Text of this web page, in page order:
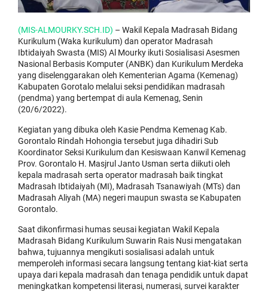
(MIS-ALMOURKY.SCH.ID) – Wakil Kepala Madrasah Bidang
Kurikulum (Waka kurikulum) dan operator Madrasah
Ibtidaiyah Swasta (MIS) Al Mourky ikuti Sosialisasi Asesmen
Nasional Berbasis Komputer (ANBK) dan Kurikulum Merdeka
yang diselenggarakan oleh Kementerian Agama (Kemenag)
Kabupaten Gorotalo melalui seksi pendidikan madrasah
(pendma) yang bertempat di aula Kemenag, Senin
(20/6/2022).
Kegiatan yang dibuka oleh Kasie Pendma Kemenag Kab.
Gorontalo Rindah Hohongia tersebut juga dihadiri Sub
Koordinator Seksi Kurikulum dan Kesiswaan Kanwil Kemenag
Prov. Gorontalo H. Masjrul Janto Usman serta diikuti oleh
kepala madrasah serta operator madrasah baik tingkat
Madrasah Ibtidaiyah (MI), Madrasah Tsanawiyah (MTs) dan
Madrasah Aliyah (MA) negeri maupun swasta se Kabupaten
Gorontalo.
Saat dikonfirmasi humas seusai kegiatan Wakil Kepala
Madrasah Bidang Kurikulum Suwarin Rais Nusi mengatakan
bahwa, tujuannya mengikuti sosialisasi adalah untuk
memperoleh informasi secara langsung tentang kiat-kiat serta
upaya dari kepala madrasah dan tenaga pendidik untuk dapat
meningkatkan kompetensi literasi, numerasi, survei karakter